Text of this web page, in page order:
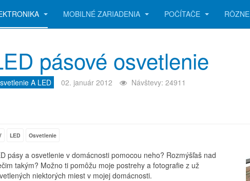
MOBILNÉ ZARIADENIA POČÍTAČE RÔZNE
pásové osvetlenie
A LED 02. január 2012 Návštevy: 24911
LED Osvetlenie
pásy a osvetlenie v domácnosti pomocou neho? Rozmýšľaš nad
takým? Možno ti pomôžu moje postrehy a fotografie z už
niektorých miest v mojej domácnosti.